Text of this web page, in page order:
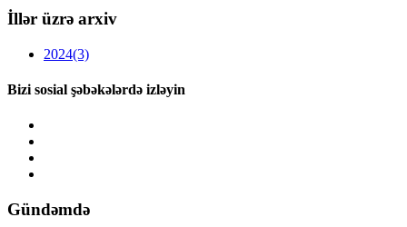
İllər üzrə arxiv
2024(3)
Bizi sosial şəbəkələrdə izləyin
Gündəmdə